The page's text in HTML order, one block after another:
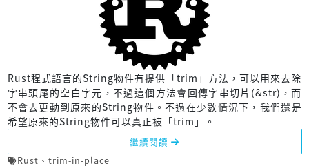
Rust程式語言的String物件有提供「trim」方法，可以用來去除
字串頭尾的空白字元，不過這個方法會回傳字串切片(&str)，而
不會去更動到原來的String物件。不過在少數情況下，我們還是
希望原來的String物件可以真正被「trim」。
繼續閱讀
Rust 、 trim-in-place